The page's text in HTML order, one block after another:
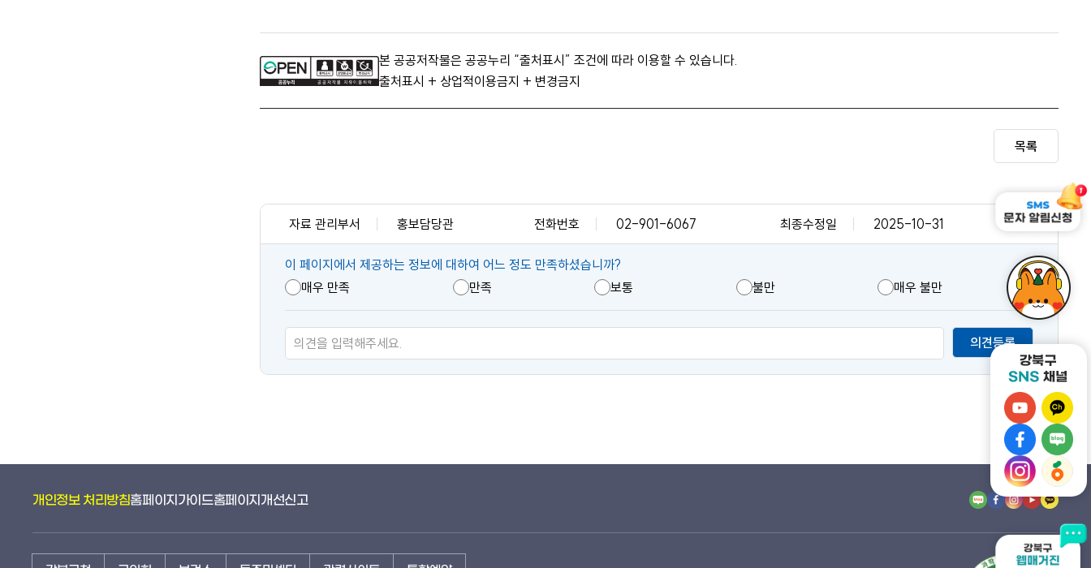
본 공공저작물은 공공누리 “출처표시” 조건에 따라 이용할 수 있습니다.
출처표시 + 상업적이용금지 + 변경금지
목록
자료 관리부서 홍보담당관 전화번호 02-901-6067 최종수정일 2025-10-31
콘
텐
츠
만
족
이 페이지에서 제공하는 정보에 대하여 어느 정도 만족하셨습니까?
매우 만족
만족 보통 불만 매우 불만
의견등록
개인정보 처리방침홈페이지가이드홈페이지개선신고
강
북
구
유
튜
브
바
로
강
북
구
카
카
오
톡
채
강
북
구
페
스
북
강
북
구
네
버
블
강
북
구
인
스
강
북
구
당
근